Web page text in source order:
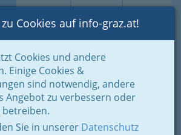
Suche Login Toggle
Cookies auf info-graz.at!
Cookies und andere
Einige Cookies &
sind notwendig, andere
Angebot zu verbessern oder
Sie in unserer Datenschutz
Kunst & Kultur
und Galerien